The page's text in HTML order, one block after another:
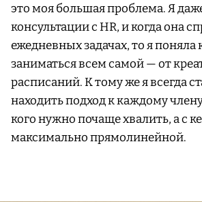
это моя большая проблема. Я
консультации с HR, и когда она
ежедневных задачах, то я поняла
заниматься всем самой — от
расписаний. К тому же я всегда
находить подход к каждому
кого нужно почаще хвалить, а с
максимально прямолинейной.